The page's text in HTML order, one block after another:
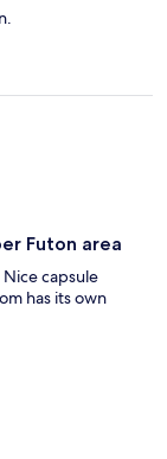
Futon area
capsule
has its own